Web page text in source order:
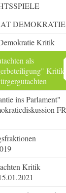
DEMOKRATIE
Kritik
als
Kritik
ins Parlament"
FR
Kritik